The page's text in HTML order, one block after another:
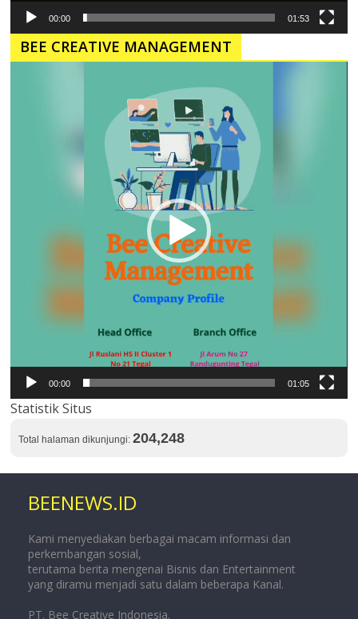
00:00 01:53
BEE CREATIVE MANAGEMENT
00:00 01:05
Statistik Situs
Total halaman dikunjungi:204,248
BEENEWS.ID
Kami menyediakan berbagai macam informasi dan
perkembangan sosial,
terutama berita mengenai Bisnis dan Entertainment
yang diramu menjadi satu dalam beberapa Kanal.
PT. Bee Creative Indonesia.